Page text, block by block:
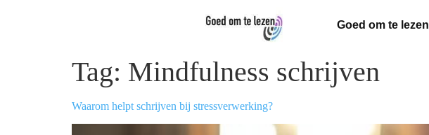
Goed om te lezen
Tag: Mindfulness schrijven
Waarom helpt schrijven bij stressverwerking?